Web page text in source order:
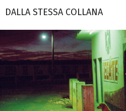
DALLA STESSA COLLANA